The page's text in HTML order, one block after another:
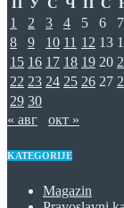
П У С Ч П С
1
2 3 4 5 6
7
8
9 10 11 12 13
15 16 17 18 19 20
22 23 24 25 26 27
29 30
« авг
окт »
KATEGORIJE
Magazin